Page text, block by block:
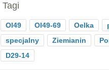
Tagi
Ol49 Ol49-69 Oelka
specjalny
Ziemianin
D29-14